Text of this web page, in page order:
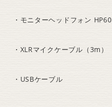
・モニターヘッドフォン HP60
・XLRマイクケーブル（3m）
・USBケーブル